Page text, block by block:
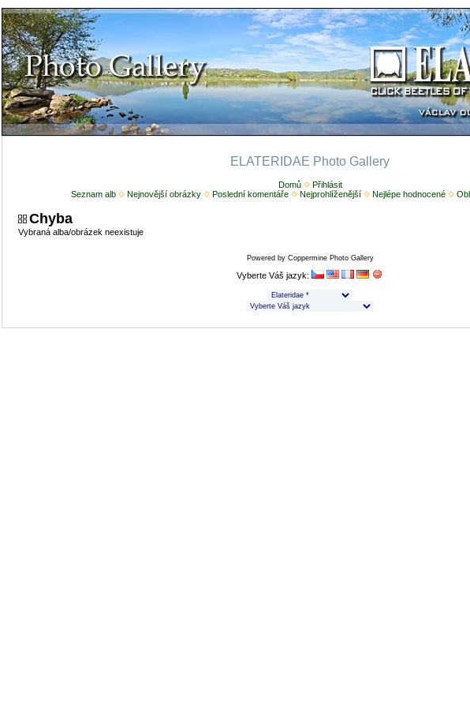
ELATERIDAE Photo Gallery
Domů
Přihlásit
Seznam alb
Nejnovější obrázky Poslední komentáře Nejprohlíženější Nejlépe hodnocené
Chyba
Vybraná alba/obrázek neexistuje
Powered by Coppermine Photo Gallery
Vyberte Váš jazyk: